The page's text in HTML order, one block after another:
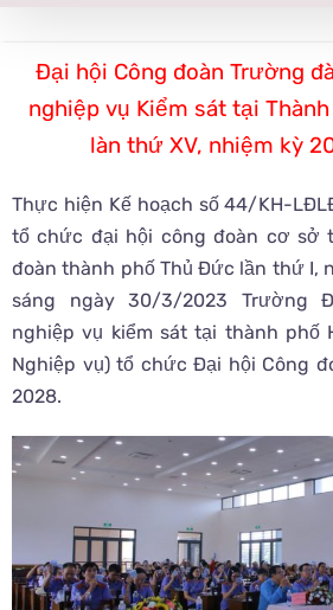
Đại hội Công đoàn Trường
nghiệp vụ Kiểm sát tại
làn thứ XV, nhiệm kỳ
Thực hiện Kế hoạch số 44/KH-
tổ chức đại hội công đoàn cơ sở
đoàn thành phố Thủ Đức lần thứ I,
sáng ngày 30/3/2023 Trường
nghiệp vụ kiểm sát tại thành phố
Nghiệp vụ) tổ chức Đại hội Công
2028.